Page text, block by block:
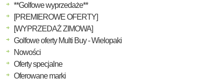
**Golfowe wyprzedaże**
[PREMIEROWE OFERTY]
[WYPRZEDAŻ ZIMOWA]
Golfowe oferty Multi Buy - Wielopaki
Nowości
Oferty specjalne
Oferowane marki